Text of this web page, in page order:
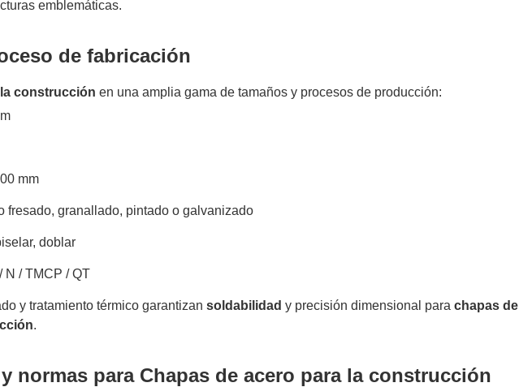
emblemáticas.
de fabricación
construcción en una amplia gama de tamaños y procesos de producción:
mm
fresado, granallado, pintado o galvanizado
doblar
N / TMCP / QT
y tratamiento térmico garantizan soldabilidad y precisión dimensional para chapas de
.
normas para Chapas de acero para la construcción